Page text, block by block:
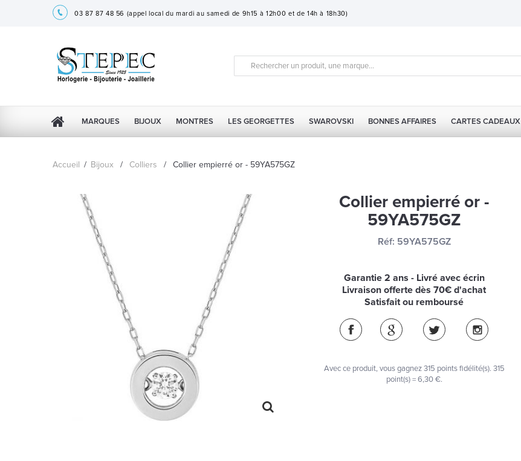
03 87 87 48 56 (appel local du mardi au samedi de 9h15 à 12h00 et de 14h à 18h30)
MARQUES BIJOUX MONTRES LES GEORGETTES SWAROVSKI BONNES AFFAIRES CARTES CADEAUX
Accueil / Bijoux / Colliers / Collier empierré or - 59YA575GZ
Collier empierré or -
59YA575GZ
Réf: 59YA575GZ
Garantie 2 ans - Livré avec écrin
Livraison offerte dès 70€ d'achat
Satisfait ou remboursé
Avec ce produit, vous gagnez315 points fidélité(s). 315
point(s) =6,30 €.